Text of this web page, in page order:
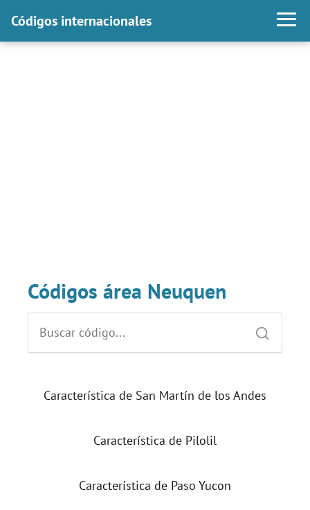
Códigos internacionales
Códigos área Neuquen
Característica de San Martín de los Andes
Característica de Pilolil
Característica de Paso Yucon